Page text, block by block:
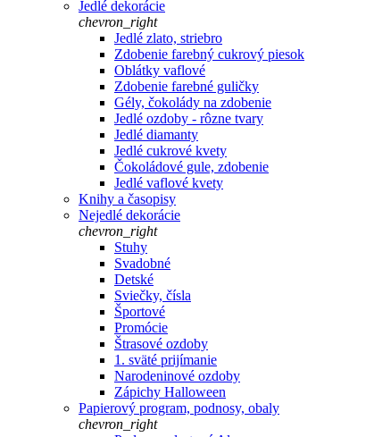
Jedlé dekorácie
chevron_right
Jedlé zlato, striebro
Zdobenie farebný cukrový piesok
Oblátky vaflové
Zdobenie farebné guličky
Gély, čokolády na zdobenie
Jedlé ozdoby - rôzne tvary
Jedlé diamanty
Jedlé cukrové kvety
Čokoládové gule, zdobenie
Jedlé vaflové kvety
Knihy a časopisy
Nejedlé dekorácie
chevron_right
Stuhy
Svadobné
Detské
Sviečky, čísla
Športové
Promócie
Štrasové ozdoby
1. sväté prijímanie
Narodeninové ozdoby
Zápichy Halloween
Papierový program, podnosy, obaly
chevron_right